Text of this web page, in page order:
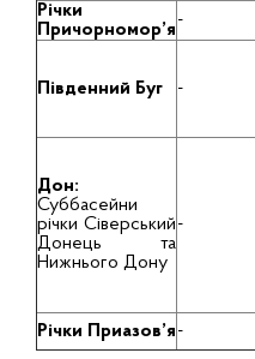
Річки
Причорномор’я-
Південний Буг -
Дон:
Суббасейни
річки Сіверський
Донець та
Нижнього Дону
-
Річки Приазов’я-